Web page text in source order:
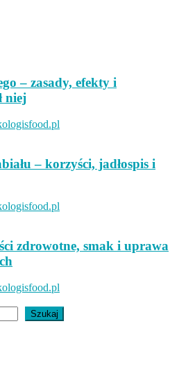
– zasady, efekty i
niej
– korzyści, jadłospis i
zdrowotne, smak i uprawa
Szukaj